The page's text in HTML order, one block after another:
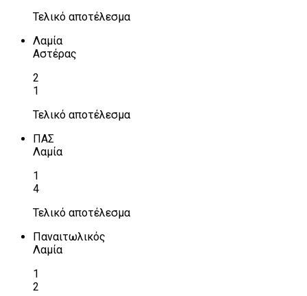
Τελικό αποτέλεσμα
Λαμία
Αστέρας
2
1
Τελικό αποτέλεσμα
ΠΑΣ
Λαμία
1
4
Τελικό αποτέλεσμα
Παναιτωλικός
Λαμία
1
2